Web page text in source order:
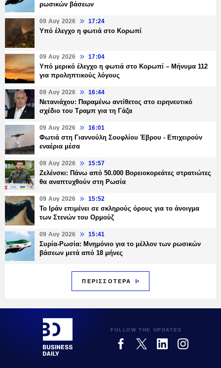
ρωσικών βάσεων
09 Αυγ 2026 17:24
Υπό έλεγχο η φωτιά στο Κορωπί
09 Αυγ 2026 17:04
Υπό μερικό έλεγχο η φωτιά στο Κορωπί – Μήνυμα 112
για προληπτικούς λόγους
09 Αυγ 2026 16:44
Νετανιάχου: Παραμένω αντίθετος στο ειρηνευτικό
σχέδιο του Τραμπ για τη Γάζα
09 Αυγ 2026 16:01
Φωτιά στη Γιαννούλη Σουφλίου Έβρου - Επιχειρούν
εναέρια μέσα
09 Αυγ 2026 15:57
Ζελένσκι: Πάνω από 50.000 Βορειοκορεάτες στρατιώτες
θα αναπτυχθούν στη Ρωσία
09 Αυγ 2026 15:52
Το Ιράν επιμένει σε σκληρούς όρους για το άνοιγμα
των Στενών του Ορμούζ
09 Αυγ 2026 15:41
Συρία-Ρωσία: Μνημόνιο για το μέλλον των ρωσικών
βάσεων μετά από 18 μήνες
ΠΕΡΙΣΣΟΤΕΡΑ
FOLLOW THE UPDATES